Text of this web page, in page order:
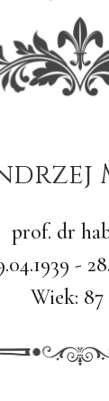
prof. dr
-
Wiek: